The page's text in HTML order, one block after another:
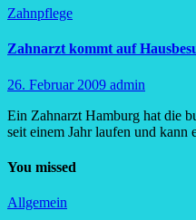
Zahnpflege
Zahnarzt kommt auf
26. Februar 2009 admin
Ein Zahnarzt Hamburg hat die
seit einem Jahr laufen und kann
You missed
Allgemein